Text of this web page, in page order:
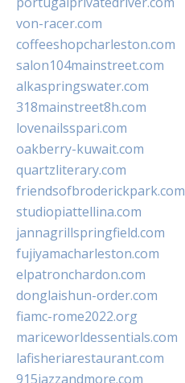
von-racer.com
coffeeshopcharleston.com
salon104mainstreet.com
alkaspringswater.com
318mainstreet8h.com
lovenailsspari.com
oakberry-kuwait.com
quartzliterary.com
friendsofbroderickpark.com
studiopiattellina.com
jannagrillspringfield.com
fujiyamacharleston.com
elpatronchardon.com
donglaishun-order.com
fiamc-rome2022.org
mariceworldessentials.com
lafisheriarestaurant.com
915jazzandmore.com